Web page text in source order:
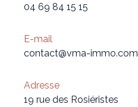
04 69 84 15 15
E-mail
contact@vma-immo.com
Adresse
19 rue des Rosiéristes